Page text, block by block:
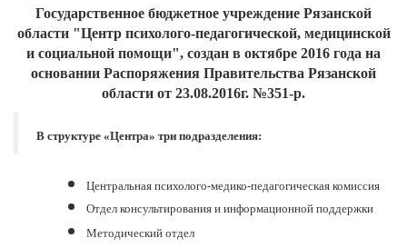
Государственное бюджетное учреждение Рязанской
области "Центр психолого-педагогической, медицинской
и социальной помощи", создан в октябре 2016 года на
основании Распоряжения Правительства Рязанской
области от 23.08.2016г. №351-р.
В структуре «Центра» три подразделения:
Центральная психолого-медико-педагогическая комиссия
Отдел консультирования и информационной поддержки
Методический отдел